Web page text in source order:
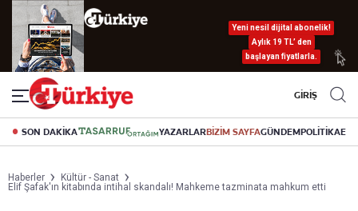
Yeni nesil dijital abonelik!
Aylık 19 TL’ den
başlayan fiyatlarla.
GİRİŞ
SON DAKİKA YAZARLARBİZİM SAYFAGÜNDEMPOLİTİKA
Haberler
Kültür - Sanat
Elif Şafak'ın kitabında intihal skandalı! Mahkeme tazminata mahkum etti